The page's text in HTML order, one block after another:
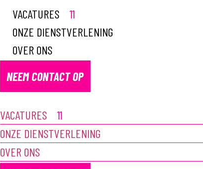
VACATURES
11
ONZE DIENSTVERLENING
OVER ONS
NEEM CONTACT OP
VACATURES
11
ONZE DIENSTVERLENING
OVER ONS